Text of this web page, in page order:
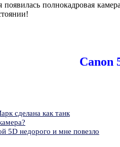
полнокадровая
сделана как танк
5D недорого и мне повезло